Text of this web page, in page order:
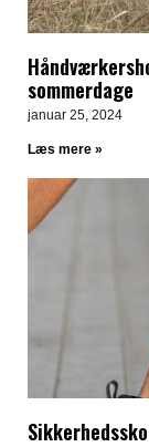
sommerdage
januar 25, 2024
Læs mere »